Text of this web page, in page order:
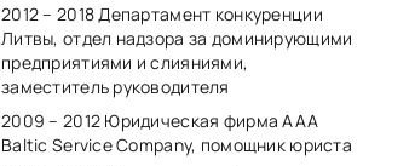
2012 – 2018 Департамент конкуренции
Литвы, отдел надзора за доминирующими
предприятиями и слияниями,
заместитель руководителя
2009 – 2012 Юридическая фирма AAA
Baltic Service Company, помощник юриста